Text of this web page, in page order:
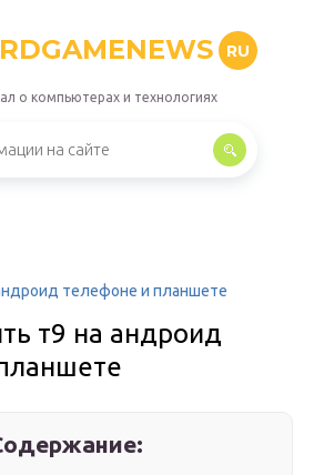
RU
о компьютерах и технологиях
телефоне и планшете
т9 на андроид